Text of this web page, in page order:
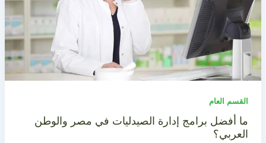
القسم العام
ما أفضل برامج إدارة الصيدليات في مصر والوطن
العربي؟